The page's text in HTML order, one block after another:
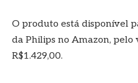
O produto está disponível
da Philips no Amazon, pelo
R$1.429,00.